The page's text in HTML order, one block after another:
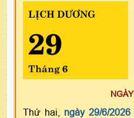
LỊCH DƯƠNG
29
Tháng 6
Thứ hai, ngày 29/6/2026